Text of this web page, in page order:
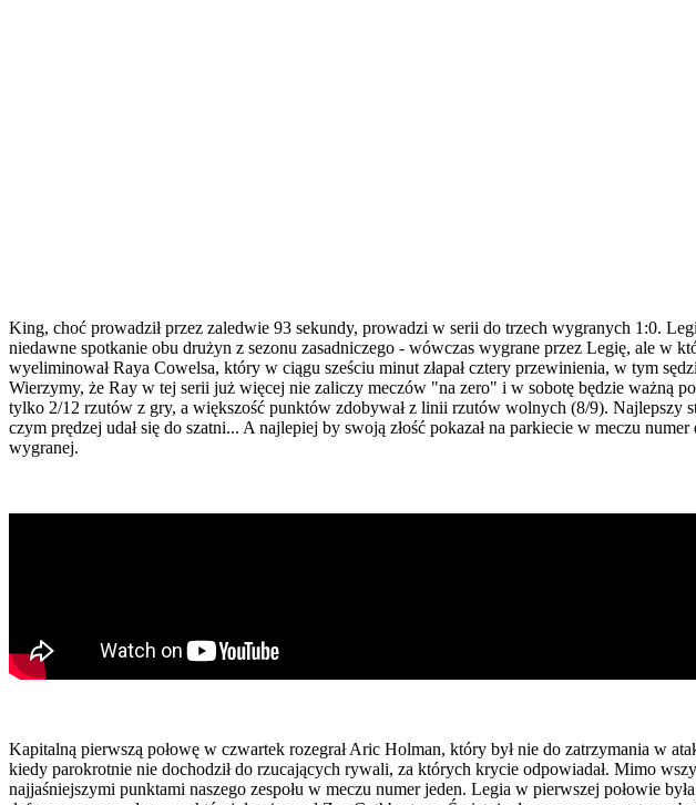
King, choć prowadził przez zaledwie 93 sekundy, prowadzi w serii do trzech wygranych 1:0.
niedawne spotkanie obu drużyn z sezonu zasadniczego - wówczas wygrane przez Legię, ale
wyeliminował Raya Cowelsa, który w ciągu sześciu minut złapał cztery przewinienia, w tym
Wierzymy, że Ray w tej serii już więcej nie zaliczy meczów "na zero" i w sobotę będzie ważną
tylko 2/12 rzutów z gry, a większość punktów zdobywał z linii rzutów wolnych (8/9). Najlepszy
czym prędzej udał się do szatni... A najlepiej by swoją złość pokazał na parkiecie w meczu
wygranej.
Kapitalną pierwszą połowę w czwartek rozegrał Aric Holman, który był nie do zatrzymania w
kiedy parokrotnie nie dochodził do rzucających rywali, za których krycie odpowiadał. Mimo
najjaśniejszymi punktami naszego zespołu w meczu numer jeden. Legia w pierwszej połowie